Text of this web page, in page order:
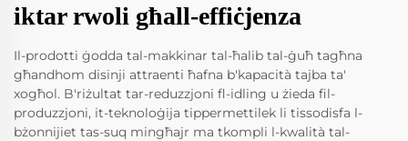
iktar rwoli għall-effiċjenza
Il-prodotti ġodda tal-makkinar tal-ħalib tal-ġuħ tagħna
għandhom disinji attraenti ħafna b'kapacità tajba ta'
xogħol. B'riżultat tar-reduzzjoni fl-idling u żieda fil-
produzzjoni, it-teknoloġija tippermettilek li tissodisfa l-
bżonnijiet tas-suq mingħajr ma tkompli l-kwalità tal-